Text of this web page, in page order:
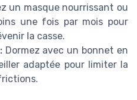
un masque nourrissant ou
une fois par mois pour
la casse.
Dormez avec un bonnet en
adaptée pour limiter la